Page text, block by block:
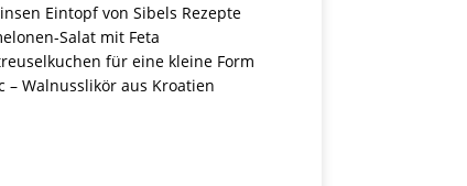
Eintopf von Sibels Rezepte
Salat mit Feta
für eine kleine Form
– Walnusslikör aus Kroatien